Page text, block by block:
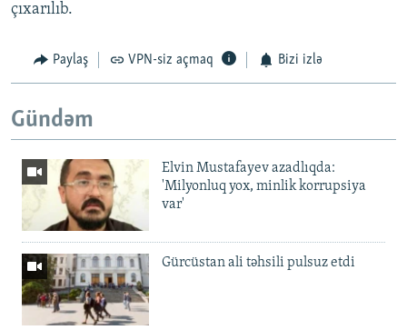
çıxarılıb.
Paylaş VPN-siz açmaq Bizi izlə
Gündəm
Elvin Mustafayev azadlıqda:
'Milyonluq yox, minlik korrupsiya
var'
Gürcüstan ali təhsili pulsuz etdi